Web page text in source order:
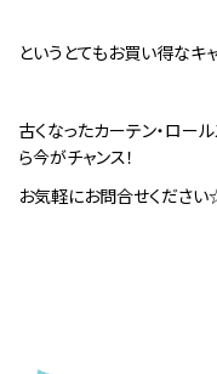
というとてもお買い得なキ
古くなったカーテン・ロー
ら今がチャンス！
お気軽にお問合せくださ